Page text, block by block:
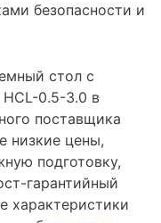
безопасности и
стол с
0.5-3.0 в
поставщика
низкие цены,
подготовку,
гарантийный
характеристики